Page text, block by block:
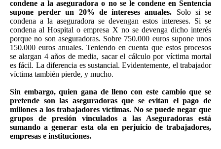
condene a la aseguradora o no se le condene en Sentencia
supone perder un 20% de intereses anuales. Solo si se
condena a la aseguradora se devengan estos intereses. Si se
condena al Hospital o empresa X no se devenga dicho interés
porque no son aseguradoras. Sobre 750.000 euros supone unos
150.000 euros anuales. Teniendo en cuenta que estos procesos
se alargan 4 años de media, sacar el cálculo por víctima mortal
es fácil. La diferencia es sustancial. Evidentemente, el trabajador
víctima también pierde, y mucho.
Sin embargo, quien gana de lleno con este cambio que se
pretende son las aseguradoras que se evitan el pago de
millones a los trabajadores víctimas. No se puede negar que
grupos de presión vinculados a las Aseguradoras está
sumando a generar esta ola en perjuicio de trabajadores,
empresas e instituciones.